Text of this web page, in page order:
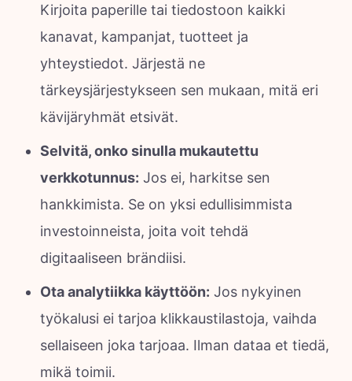
Kirjoita paperille tai tiedostoon kaikki
kanavat, kampanjat, tuotteet ja
yhteystiedot. Järjestä ne
tärkeysjärjestykseen sen mukaan, mitä eri
kävijäryhmät etsivät.
Selvitä, onko sinulla mukautettu
verkkotunnus: Jos ei, harkitse sen
hankkimista. Se on yksi edullisimmista
investoinneista, joita voit tehdä
digitaaliseen brändiisi.
Ota analytiikka käyttöön: Jos nykyinen
työkalusi ei tarjoa klikkaustilastoja, vaihda
sellaiseen joka tarjoaa. Ilman dataa et tiedä,
mikä toimii.